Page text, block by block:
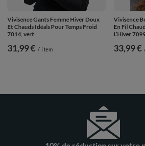
Vivisence Gants Femme Hiver Doux
Et Chauds Idéals Pour Temps Froid
7014, vert
31,99 € / item
Vivisence
En Fil
L’Hiver
33,99 €